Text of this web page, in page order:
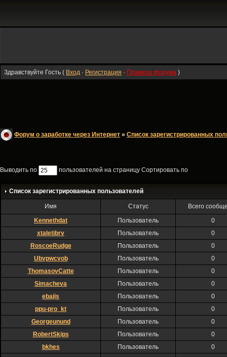
Здравствуйте Гость ( Вход · Регистрация · Правила форума )
Форум о заработке через Интернет » Список зарегистрированных
Выводить по пользователей на страницу Сортировать по
Список зарегистрированных пользователей
Имя Статус
Всего
Kennethdat
Пользователь
0
xtaletibrv
Пользователь
0
RoscoeRudge
Пользователь
0
Ubvpwcvob
Пользователь
0
ThomasovCatte
Пользователь
0
Simacheva
Пользователь
0
ebajis
Пользователь
0
ppu-pro_kt
Пользователь
0
Georgeunund
Пользователь
0
RobertSkips
Пользователь
0
bkhes
Пользователь
0